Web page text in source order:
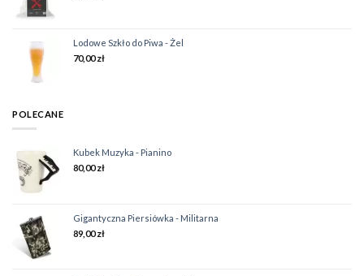
Lodowe Szkło do Piwa - Żel
70,00zł
POLECANE
Kubek Muzyka - Pianino
80,00zł
Gigantyczna Piersiówka - Militarna
89,00zł